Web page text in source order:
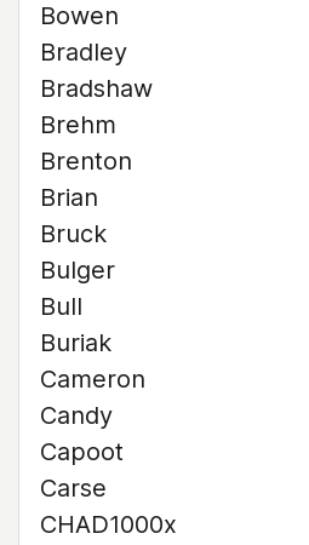
Bowen
Bradley
Bradshaw
Brehm
Brenton
Brian
Bruck
Bulger
Bull
Buriak
Cameron
Candy
Capoot
Carse
CHAD1000x